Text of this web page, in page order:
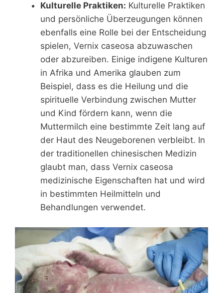
Kulturelle Praktiken: Kulturelle Praktiken
und persönliche Überzeugungen können
ebenfalls eine Rolle bei der Entscheidung
spielen, Vernix caseosa abzuwaschen
oder abzureiben. Einige indigene Kulturen
in Afrika und Amerika glauben zum
Beispiel, dass es die Heilung und die
spirituelle Verbindung zwischen Mutter
und Kind fördern kann, wenn die
Muttermilch eine bestimmte Zeit lang auf
der Haut des Neugeborenen verbleibt. In
der traditionellen chinesischen Medizin
glaubt man, dass Vernix caseosa
medizinische Eigenschaften hat und wird
in bestimmten Heilmitteln und
Behandlungen verwendet.